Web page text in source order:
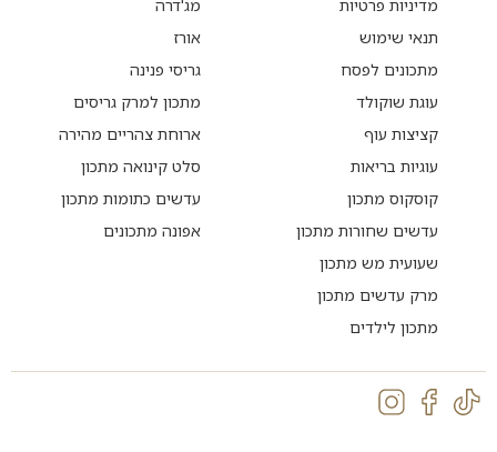
מדיניות פרטיות
תנאי שימוש
מתכונים לפסח
עוגת שוקולד
קציצות עוף
עוגיות בריאות
קוסקוס מתכון
עדשים שחורות מתכון
שעועית מש מתכון
מרק עדשים מתכון
מתכון לילדים
מג'דרה
אורז
גריסי פנינה
מתכון למרק גריסים
ארוחת צהריים מהירה
סלט קינואה מתכון
עדשים כתומות מתכון
אפונה מתכונים